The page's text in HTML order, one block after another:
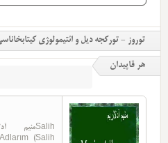
توروز - تورکجه دیل و ائتیمولوژی
هر قاپیدان
(Salih